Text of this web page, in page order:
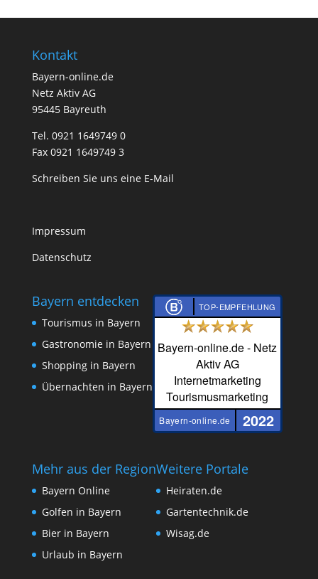
Kontakt
Bayern-online.de
Netz Aktiv AG
95445 Bayreuth
Tel. 0921 1649749 0
Fax 0921 1649749 3
Schreiben Sie uns eine E-Mail
Impressum
Datenschutz
Bayern entdecken
Tourismus in Bayern
Gastronomie in Bayern
Shopping in Bayern
Übernachten in Bayern
TOP-EMPFEHLUNG
Bayern-online.de - Netz
Aktiv AG
Internetmarketing
Tourismusmarketing
Bayern-online.de 2022
Mehr aus der Region
Bayern Online
Golfen in Bayern
Bier in Bayern
Urlaub in Bayern
Weitere Portale
Heiraten.de
Gartentechnik.de
Wisag.de